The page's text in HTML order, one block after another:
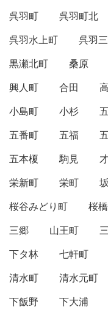
呉羽町
呉羽町北
呉羽水上町
呉羽
黒瀬北町
桑原
興人町
合田
小島町
小杉
五番町
五福
五本榎
駒見
栄新町
栄町
桜谷みどり町
桜
三郷
山王町
下タ林
七軒町
清水町
清水元町
下飯野
下大浦